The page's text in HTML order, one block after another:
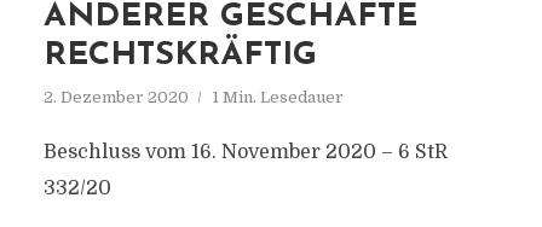
ANDERER GESCHÄFTE
RECHTSKRÄFTIG
2. Dezember 2020 1 Min. Lesedauer
Beschluss vom 16. November 2020 – 6 StR
332/20